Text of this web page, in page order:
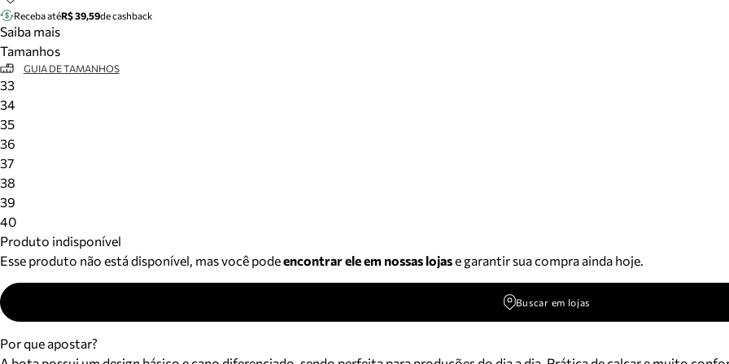
Receba atéR$ 39,59de cashback
Saiba mais
Tamanhos
GUIA DE TAMANHOS
33
34
35
36
37
38
39
40
Produto indisponível
Esse produto não está disponível, mas você podeencontrar ele em nossas lojase garantir sua compra ainda hoje.
Buscar em lojas
Por que apostar?